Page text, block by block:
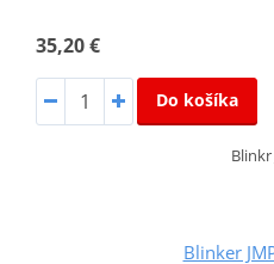
35,20 €
Do košíka
Blinkr
Blinker